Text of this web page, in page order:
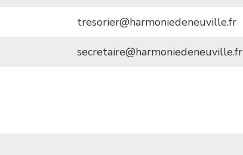
tresorier@harmoniedeneuville.fr
secretaire@harmoniedeneuville.fr